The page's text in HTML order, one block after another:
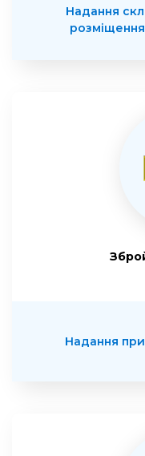
Надання
розміщення
Надання